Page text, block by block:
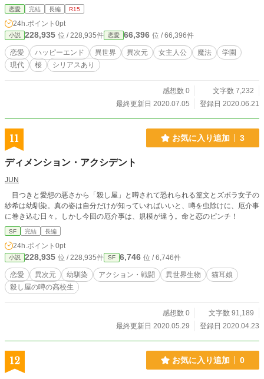
はなかった。 たった1人の心を動かすために、深桜は走り続ける。 魔法使いが
いる世界と使えない人がいる世界が分かれている世界設定。深桜は魔法が使える
世界を知らなかったが、入学と共に魔法が使える世界を知る。 ※親友へプレゼ
ントした自作乙女ゲームの最終シナリオをノベライズ化したものなので、口語の
やりとりが多め。 ※R15は保険です。毎週日曜更新予定。※小説家になろう、
ノベルアップ+にも投稿しています。
恋愛 完結 長編 R15
24h.ポイント 0pt
小説 228,935 位 / 228,935件 恋愛 66,396 位 / 66,396件
恋愛 ハッピーエンド 異世界 異次元 女主人公 魔法
学園
現代
桜 シリアスあり
感想数 0
文字数 7,232
最終更新日 2020.07.05
登録日 2020.06.21
11 お気に入り追加 3
ディメンション・アクシデント
JUN
目つきと愛想の悪さから「殺し屋」と噂されて恐れられる篁文とズボラ女子の
紗希は幼馴染。真の姿は自分だけが知っていればいいと、噂を虫除けに、厄介事
に巻き込む日々。しかし今回の厄介事は、規模が違う。命と恋のピンチ！
SF 完結 長編
24h.ポイント 0pt
小説 228,935 位 / 228,935件 SF 6,746 位 / 6,746件
恋愛 異次元 幼馴染 アクション・戦闘 異世界生物
猫耳娘
殺し屋の噂の高校生
感想数 0
文字数 91,189
最終更新日 2020.05.29
登録日 2020.04.23
12 お気に入り追加 0